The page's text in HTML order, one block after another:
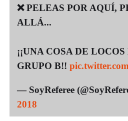
❌ PELEAS POR AQUÍ,
ALLÁ...
¡¡UNA COSA DE
GRUPO B!!
— SoyReferee
2018